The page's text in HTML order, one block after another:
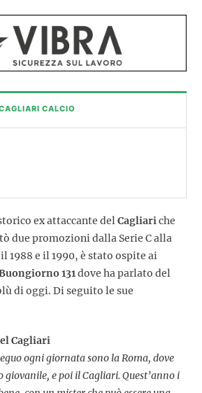
CALCIO
ex attaccante delCagliariche
due promozioni dalla Serie C alla
1988 e il 1990, è stato ospite ai
131dove ha parlato del
di oggi. Di seguito le sue
Cagliari
ogni giornata sono la Roma, dove
giovanile, e poi il Cagliari. Quest’anno i